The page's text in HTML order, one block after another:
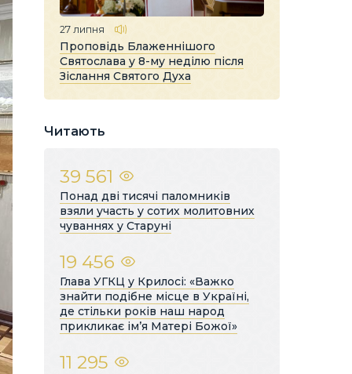
27 липня
Проповідь Блаженнішого
Святослава у 8-му неділю після
Зіслання Святого Духа
Читають
39 561
Понад дві тисячі паломників
взяли участь у сотих молитовних
чуваннях у Старуні
19 456
Глава УГКЦ у Крилосі: «Важко
знайти подібне місце в Україні,
де стільки років наш народ
прикликає ім’я Матері Божої»
11 295